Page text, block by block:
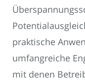
praktische
umfangreiche
mit denen